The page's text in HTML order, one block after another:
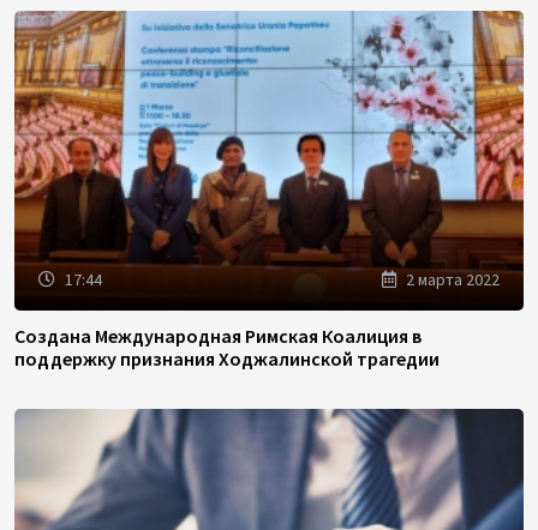
17:44 2 марта 2022
Создана Международная Римская Коалиция в
поддержку признания Ходжалинской трагедии